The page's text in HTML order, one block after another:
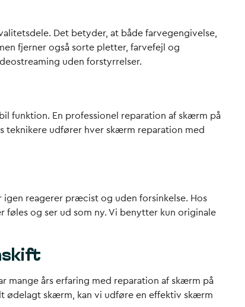
Det betyder, at både farvegengivelse,
fjerner også sorte pletter, farvefejl og
uden forstyrrelser.
funktion. En professionel reparation af skærm på
teknikere udfører hver skærm reparation med
igen reagerer præcist og uden forsinkelse. Hos
og ser ud som ny. Vi benytter kun originale
mange års erfaring med reparation af skærm på
ødelagt skærm, kan vi udføre en effektiv skærm